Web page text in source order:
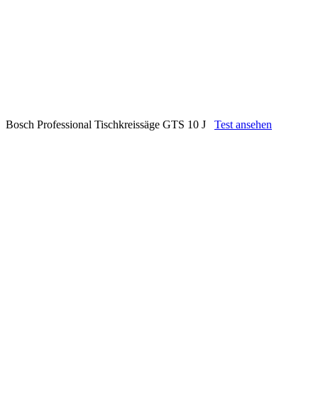
Bosch Professional Tischkreissäge GTS 10 J Test ansehen